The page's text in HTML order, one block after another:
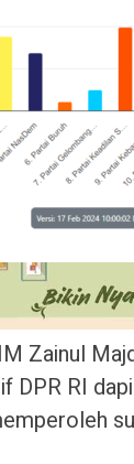
Zainul
DPR RI